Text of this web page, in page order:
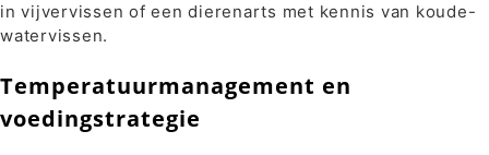
in vijvervissen of een dierenarts met kennis van koude-
watervissen.
Temperatuurmanagement en
voedingstrategie